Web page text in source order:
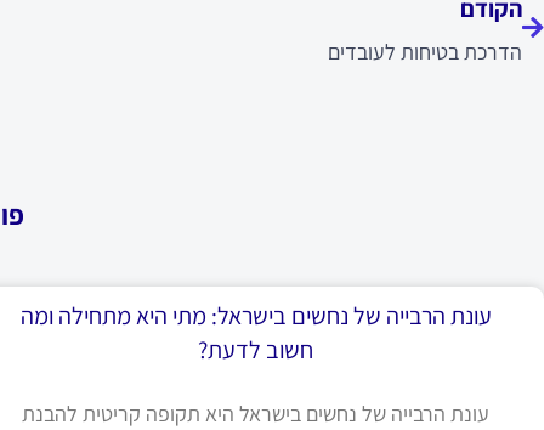
הקודם
הדרכת בטיחות לעובדים
עונת הרבייה של נחשים בישראל: מתי היא מתחילה ומה
חשוב לדעת?
עונת הרבייה של נחשים בישראל היא תקופה קריטית להבנת